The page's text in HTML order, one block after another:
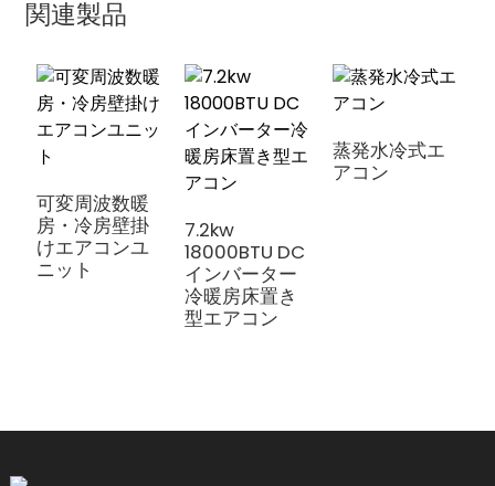
関連製品
可変周波数暖
房・冷房壁掛
けエアコンユ
ニット
7.2kw
18000BTU DC
インバーター
冷暖房床置き
型エアコン
蒸発水冷式エ
アコン